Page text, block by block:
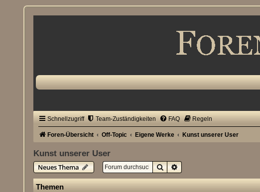
Schnellzugriff Team-Zuständigkeiten FAQ Regeln
Foren-Übersicht Off-Topic Eigene Werke Kunst unserer User
Kunst unserer User
Neues Thema
SucheErweiterte Suche
Themen